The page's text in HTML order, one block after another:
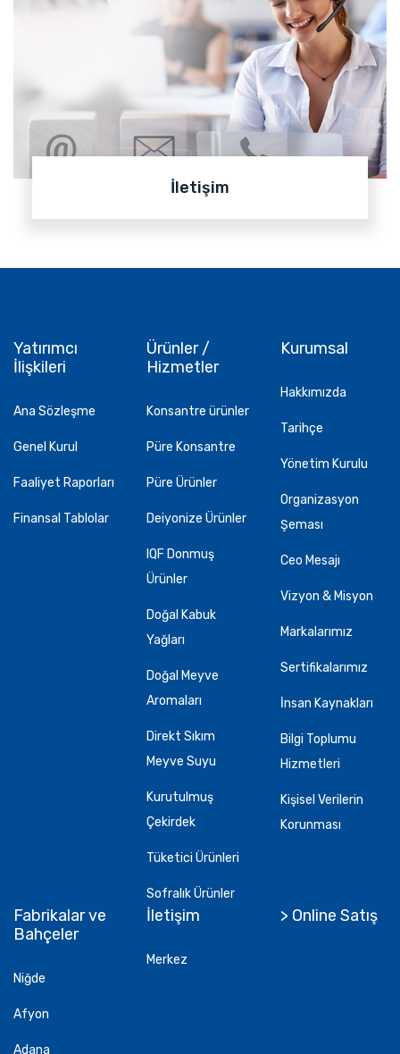
İletişim
Yatırımcı
İlişkileri
Ana Sözleşme
Genel Kurul
Faaliyet Raporları
Finansal Tablolar
Ürünler /
Hizmetler
Konsantre ürünler
Püre Konsantre
Püre Ürünler
Deiyonize Ürünler
IQF Donmuş
Ürünler
Doğal Kabuk
Yağları
Doğal Meyve
Aromaları
Direkt Sıkım
Meyve Suyu
Kurutulmuş
Çekirdek
Tüketici Ürünleri
Sofralık Ürünler
Kurumsal
Hakkımızda
Tarihçe
Yönetim Kurulu
Organizasyon
Şeması
Ceo Mesajı
Vizyon & Misyon
Markalarımız
Sertifikalarımız
İnsan Kaynakları
Bilgi Toplumu
Hizmetleri
Kişisel Verilerin
Korunması
Fabrikalar ve
Bahçeler
Niğde
Afyon
Adana
İletişim
Merkez
> Online Satış